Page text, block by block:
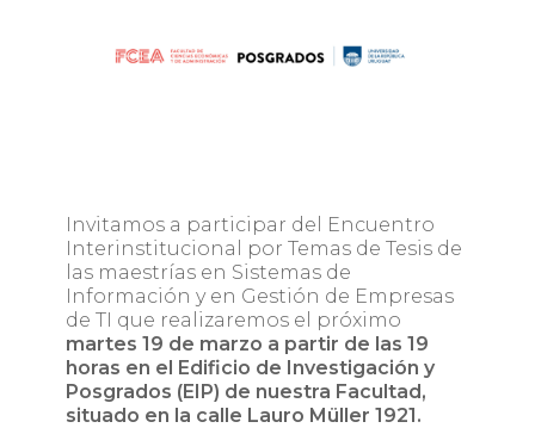
Invitamos a participar del Encuentro
Interinstitucional por Temas de Tesis de
las maestrías en Sistemas de
Información y en Gestión de Empresas
de TI que realizaremos el próximo
martes 19 de marzo a partir de las 19
horas en el Edificio de Investigación y
Posgrados (EIP) de nuestra Facultad,
situado en la calle Lauro Müller 1921.